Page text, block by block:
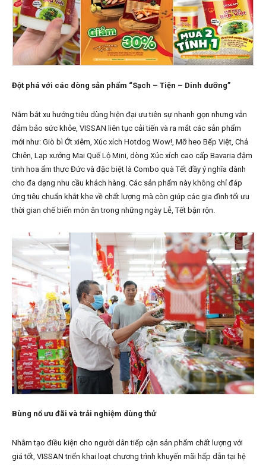
Đột phá với các dòng sản phẩm “Sạch – Tiện – Dinh dưỡng”
Nắm bắt xu hướng tiêu dùng hiện đại ưu tiên sự nhanh gọn nhưng vẫn
đảm bảo sức khỏe, VISSAN liên tục cải tiến và ra mắt các sản phẩm
mới như: Giò bì Ớt xiêm, Xúc xích Hotdog Wow!, Mỡ heo Bếp Việt, Chả
Chiên, Lạp xưởng Mai Quế Lộ Mini, dòng Xúc xích cao cấp Bavaria đậm
tinh hoa ẩm thực Đức và đặc biệt là Combo quà Tết đầy ý nghĩa dành
cho đa dạng nhu cầu khách hàng. Các sản phẩm này không chỉ đáp
ứng tiêu chuẩn khắt khe về chất lượng mà còn giúp các gia đình tối ưu
thời gian chế biến món ăn trong những ngày Lễ, Tết bận rộn.
Bùng nổ ưu đãi và trải nghiệm dùng thử
Nhằm tạo điều kiện cho người dân tiếp cận sản phẩm chất lượng với
giá tốt, VISSAN triển khai loạt chương trình khuyến mãi hấp dẫn tại hệ